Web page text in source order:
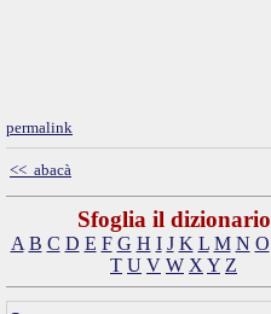
permalink
<< abacà
Sfoglia il dizionario
A B C D E F G H I J K L M N O
T U V W X Y Z